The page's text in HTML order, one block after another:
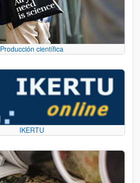
Producción científica
IKERTU